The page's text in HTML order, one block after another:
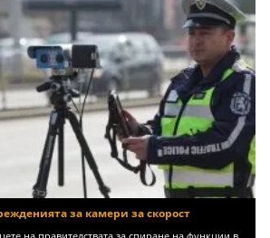
за камери за скорост